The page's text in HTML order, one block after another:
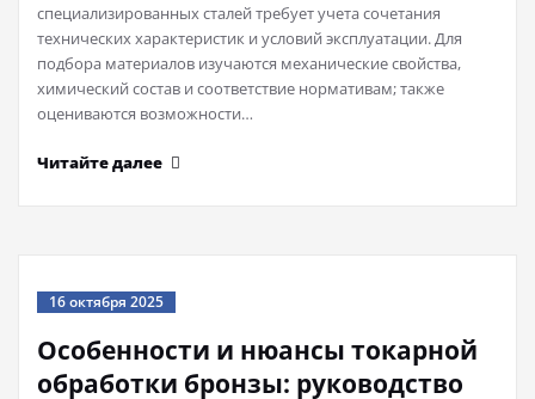
специализированных сталей требует учета сочетания
технических характеристик и условий эксплуатации. Для
подбора материалов изучаются механические свойства,
химический состав и соответствие нормативам; также
оцениваются возможности…
Читайте далее
16 октября 2025
Особенности и нюансы токарной
обработки бронзы: руководство